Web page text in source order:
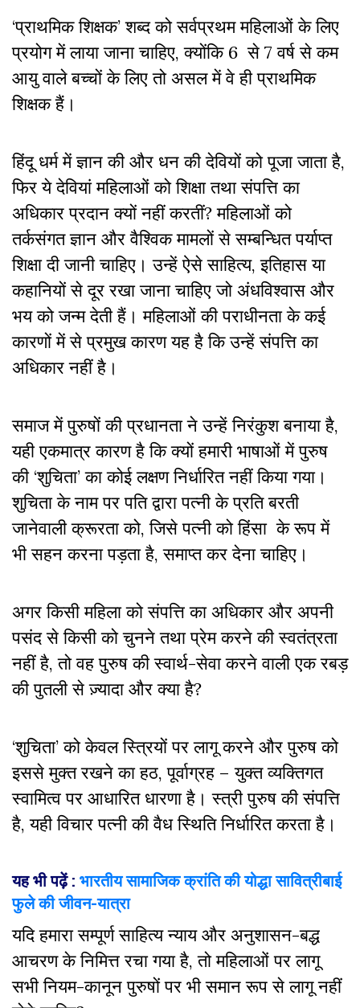
‘प्राथमिक शिक्षक’ शब्द को सर्वप्रथम महिलाओं के लिए
प्रयोग में लाया जाना चाहिए, क्योंकि 6 से 7 वर्ष से कम
आयु वाले बच्चों के लिए तो असल में वे ही प्राथमिक
शिक्षक हैं।
हिंदू धर्म में ज्ञान की और धन की देवियों को पूजा जाता है,
फिर ये देवियां महिलाओं को शिक्षा तथा संपत्ति का
अधिकार प्रदान क्यों नहीं करतीं? महिलाओं को
तर्कसंगत ज्ञान और वैश्विक मामलों से सम्बन्धित पर्याप्त
शिक्षा दी जानी चाहिए। उन्हें ऐसे साहित्य, इतिहास या
कहानियों से दूर रखा जाना चाहिए जो अंधविश्वास और
भय को जन्म देती हैं। महिलाओं की पराधीनता के कई
कारणों में से प्रमुख कारण यह है कि उन्हें संपत्ति का
अधिकार नहीं है।
समाज में पुरुषों की प्रधानता ने उन्हें निरंकुश बनाया है,
यही एकमात्र कारण है कि क्यों हमारी भाषाओं में पुरुष
की ‘शुचिता’ का कोई लक्षण निर्धारित नहीं किया गया।
शुचिता के नाम पर पति द्वारा पत्नी के प्रति बरती
जानेवाली क्रूरता को, जिसे पत्नी को हिंसा के रूप में
भी सहन करना पड़ता है, समाप्त कर देना चाहिए।
अगर किसी महिला को संपत्ति का अधिकार और अपनी
पसंद से किसी को चुनने तथा प्रेम करने की स्वतंत्रता
नहीं है, तो वह पुरुष की स्वार्थ-सेवा करने वाली एक रबड़
की पुतली से ज़्यादा और क्या है?
‘शुचिता’ को केवल स्त्रियों पर लागू करने और पुरुष को
इससे मुक्त रखने का हठ, पूर्वाग्रह – युक्त व्यक्तिगत
स्वामित्व पर आधारित धारणा है। स्त्री पुरुष की संपत्ति
है, यही विचार पत्नी की वैध स्थिति निर्धारित करता है।
यह भी पढ़ें : भारतीय सामाजिक क्रांति की योद्धा सावित्रीबाई
फुले की जीवन-यात्रा
यदि हमारा सम्पूर्ण साहित्य न्याय और अनुशासन-बद्ध
आचरण के निमित्त रचा गया है, तो महिलाओं पर लागू
सभी नियम-कानून पुरुषों पर भी समान रूप से लागू नहीं